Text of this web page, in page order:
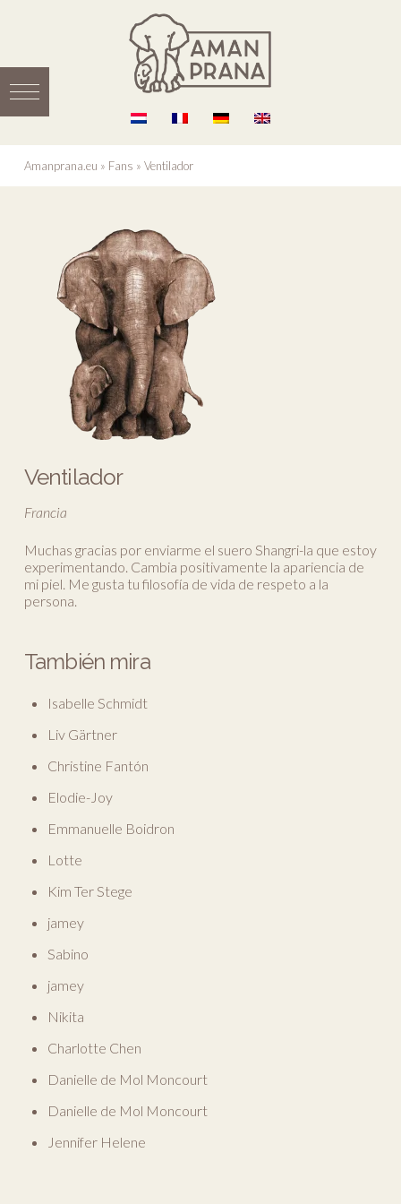
Amanprana.eu » Fans » Ventilador
Ventilador
Francia
Muchas gracias por enviarme el suero Shangri-la que estoy
experimentando. Cambia positivamente la apariencia de
mi piel. Me gusta tu filosofía de vida de respeto a la
persona.
También mira
Isabelle Schmidt
Liv Gärtner
Christine Fantón
Elodie-Joy
Emmanuelle Boidron
Lotte
Kim Ter Stege
jamey
Sabino
jamey
Nikita
Charlotte Chen
Danielle de Mol Moncourt
Danielle de Mol Moncourt
Jennifer Helene